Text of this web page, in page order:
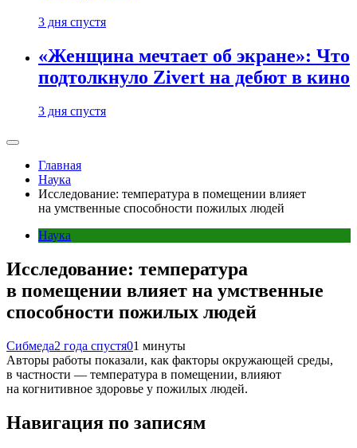
3 дня спустя
«Женщина мечтает об экране»: Что
подтолкнуло Zivert на дебют в кино
3 дня спустя
Главная
Наука
Исследование: температура в помещении влияет
на умственные способности пожилых людей
Наука
Исследование: температура
в помещении влияет на умственные
способности пожилых людей
Сибмеда2 года спустя01 минуты
Авторы работы показали, как факторы окружающей среды,
в частности — температура в помещении, влияют
на когнитивное здоровье у пожилых людей.
Навигация по записям